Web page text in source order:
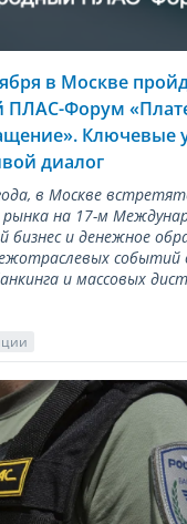
в Москве
Форум
Ключевые
диалог
в Москве
рынка на 17-м
и денежное
и массовых